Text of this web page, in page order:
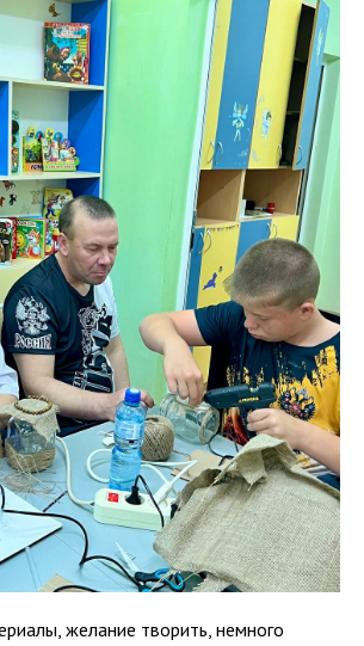
желание творить, немного